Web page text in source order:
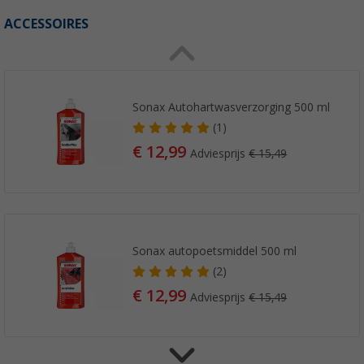
ACCESSOIRES
Sonax Autohartwasverzorging 500 ml
(1)
€ 12,99Adviesprijs€ 15,49
Sonax autopoetsmiddel 500 ml
(2)
€ 12,99Adviesprijs€ 15,49